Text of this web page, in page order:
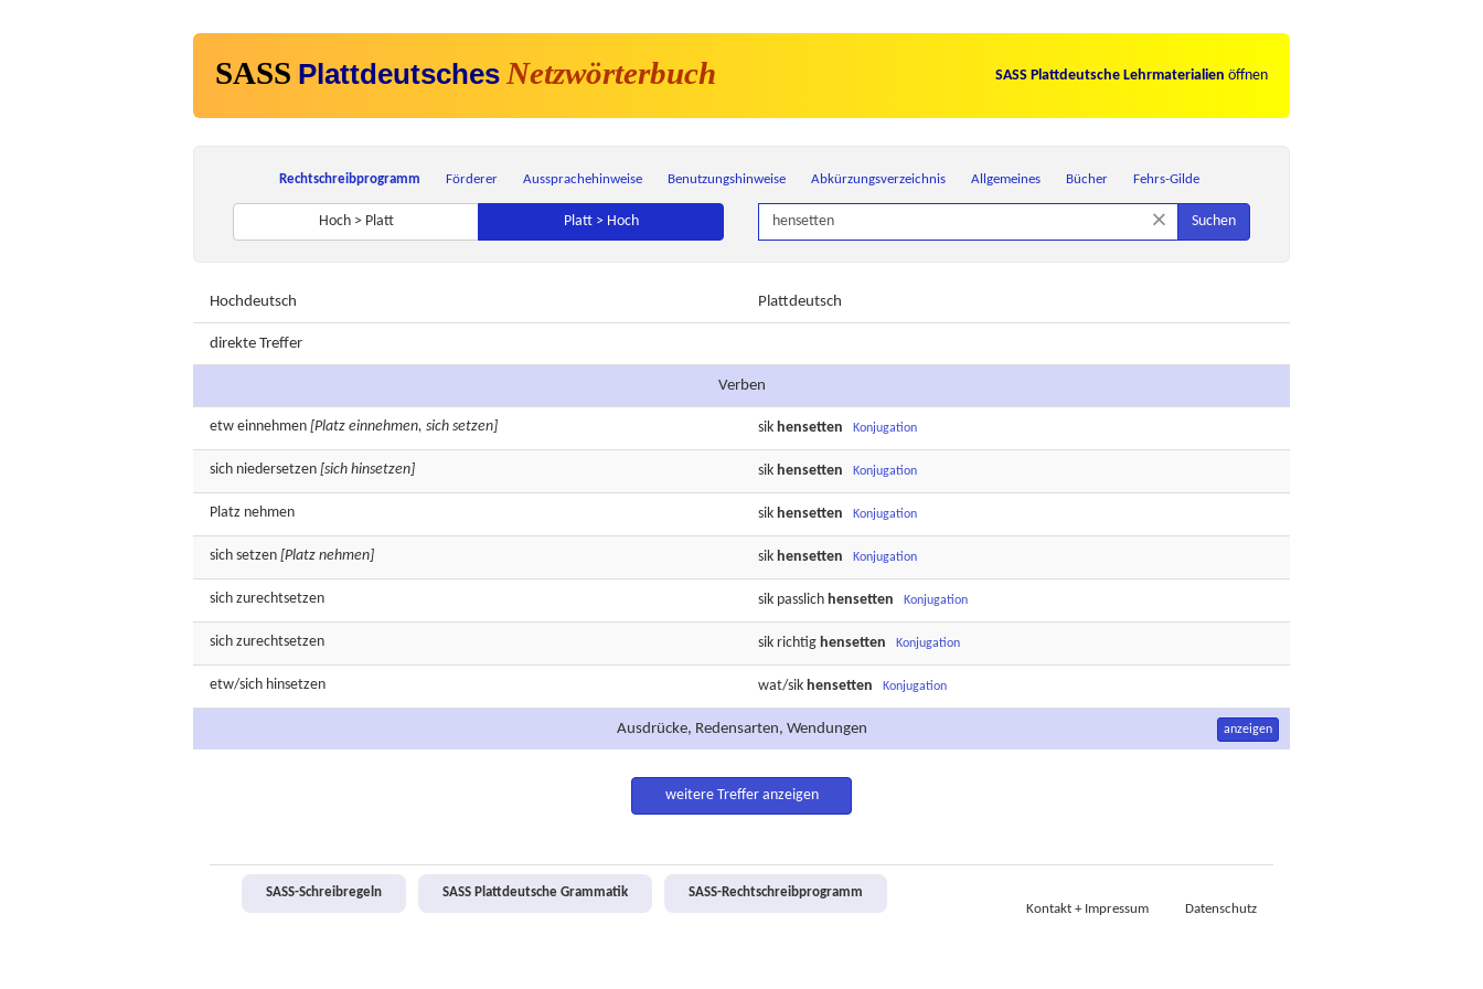
SASS Plattdeutsches Netzwörterbuch SASS Plattdeutsche Lehrmaterialien öffnen
Rechtschreibprogramm Förderer Aussprachehinweise Benutzungshinweise Abkürzungsverzeichnis Allgemeines Bücher Fehrs-Gilde
Hoch > Platt Platt > Hoch × Suchen
Hochdeutsch Plattdeutsch
direkte Treffer
Verben
etw einnehmen [Platz einnehmen, sich setzen] sik hensetten Konjugation
sich niedersetzen [sich hinsetzen] sik hensetten Konjugation
Platz nehmen sik hensetten Konjugation
sich setzen [Platz nehmen] sik hensetten Konjugation
sich zurechtsetzen sik passlich hensetten Konjugation
sich zurechtsetzen sik richtig hensetten Konjugation
etw/sich hinsetzen wat/sik hensetten Konjugation
Ausdrücke, Redensarten, Wendungen anzeigen
weitere Treffer anzeigen
SASS-Schreibregeln SASS Plattdeutsche Grammatik
SASS-Rechtschreibprogramm
Kontakt + Impressum
Datenschutz